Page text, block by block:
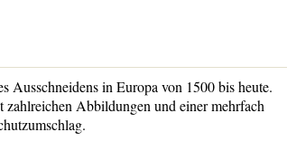
Ausschneidens in Europa von 1500 bis heute.
Abbildungen und einer mehrfach